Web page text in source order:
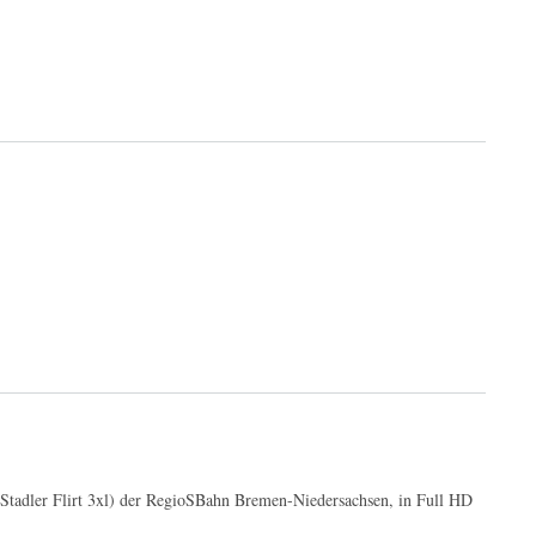
Flirt 3xl) der RegioSBahn Bremen-Niedersachsen, in Full HD